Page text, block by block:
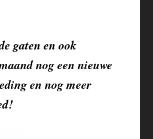
gaten en ook
nog een nieuwe
en nog meer